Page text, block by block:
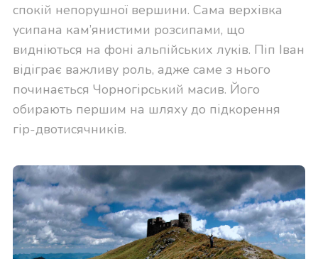
спокій непорушної вершини. Сама верхівка
усипана кам’янистими розсипами, що
видніються на фоні альпійських луків. Піп Іван
відіграє важливу роль, адже саме з нього
починається Чорногірський масив. Його
обирають першим на шляху до підкорення
гір-двотисячників.